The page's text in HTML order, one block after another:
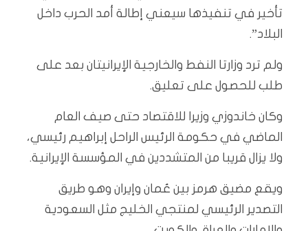
تأخير في تنفيذها سيعني إطالة أمد الحرب داخل
البلاد”.
ولم ترد وزارتا النفط والخارجية الإيرانيتان بعد على
طلب للحصول على تعليق.
وكان خاندوزي وزيرا للاقتصاد حتى صيف العام
الماضي في حكومة الرئيس الراحل إبراهيم رئيسي،
ولا يزال قريبا من المتشددين في المؤسسة الإيرانية.
ويقع مضيق هرمز بين عُمان وإيران وهو طريق
التصدير الرئيسي لمنتجي الخليج مثل السعودية